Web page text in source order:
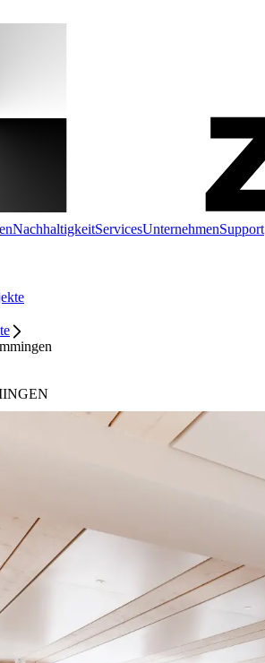
NachhaltigkeitServicesUnternehmenSupport